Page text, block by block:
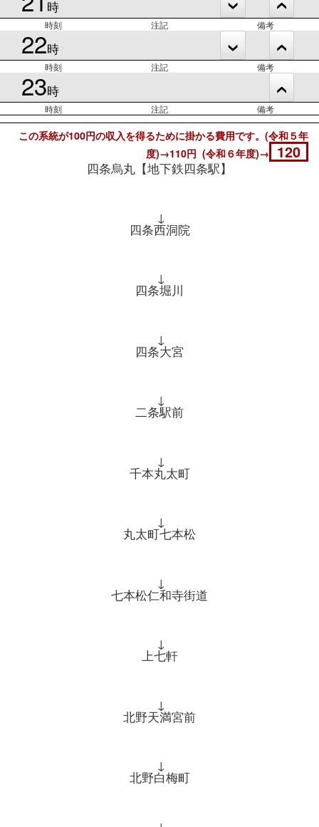
時
時刻 注記 備考
22時
時刻 注記 備考
23時
時刻 注記 備考
この系統が100円の収入を得るために掛かる費用です。(令和５年
度)→110円 (令和６年度)→
120
四条烏丸【地下鉄四条駅】
↓
四条西洞院
↓
四条堀川
↓
四条大宮
↓
二条駅前
↓
千本丸太町
↓
丸太町七本松
↓
七本松仁和寺街道
↓
上七軒
↓
北野天満宮前
↓
北野白梅町